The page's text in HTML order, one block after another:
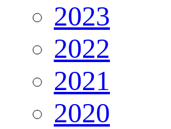
2023
2022
2021
2020